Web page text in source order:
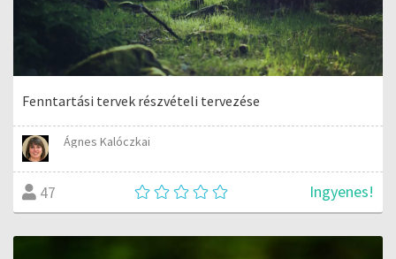
Fenntartási tervek részvételi tervezése
Ágnes Kalóczkai
47 Ingyenes!